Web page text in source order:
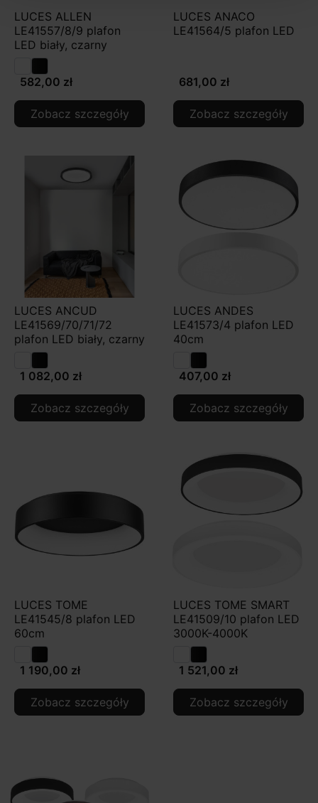
LUCES ALLEN
LE41557/8/9 plafon
LED biały, czarny
582,00 zł
Zobacz szczegóły
LUCES ANACO
LE41564/5 plafon LED
681,00 zł
Zobacz szczegóły
LUCES ANCUD
LE41569/70/71/72
plafon LED biały, czarny
1 082,00 zł
Zobacz szczegóły
LUCES ANDES
LE41573/4 plafon LED
40cm
407,00 zł
Zobacz szczegóły
LUCES TOME
LE41545/8 plafon LED
60cm
1 190,00 zł
Zobacz szczegóły
LUCES TOME SMART
LE41509/10 plafon LED
3000K-4000K
1 521,00 zł
Zobacz szczegóły